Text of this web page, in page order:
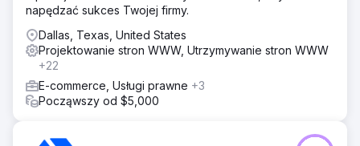
napędzać sukces Twojej firmy.
Dallas, Texas, United States
Projektowanie stron WWW, Utrzymywanie stron WWW
+22
E-commerce, Usługi prawne +3
Począwszy od $5,000